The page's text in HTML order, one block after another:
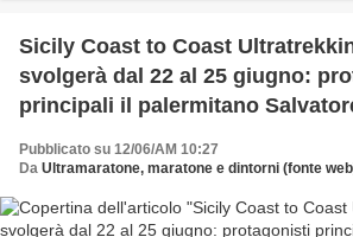
Sicily Coast to Coast
svolgerà dal 22 al 25 giugno:
principali il palermitano
Pubblicato su 12/06/AM 10:27
Da Ultramaratone, maratone e dintorni (fonte